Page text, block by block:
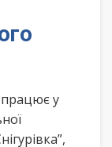
працює у